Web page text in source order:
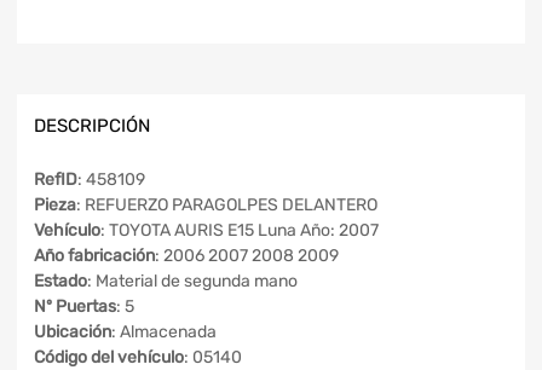
DESCRIPCIÓN
RefID: 458109
Pieza: REFUERZO PARAGOLPES DELANTERO
Vehículo: TOYOTA AURIS E15 Luna Año: 2007
Año fabricación: 2006 2007 2008 2009
Estado: Material de segunda mano
Nº Puertas: 5
Ubicación: Almacenada
Código del vehículo: 05140